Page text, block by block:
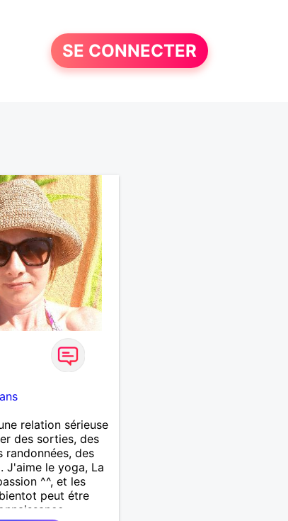
SE CONNECTER
relation sérieuse
des sorties, des
randonnées, des
J'aime le yoga, La
^^, et les
peut étre